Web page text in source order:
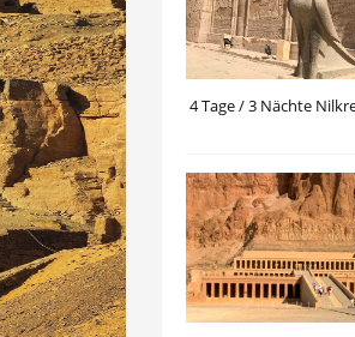
4 Tage / 3 Nächte